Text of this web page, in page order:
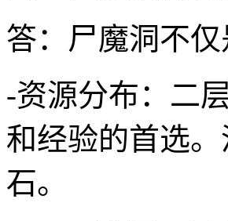
答：尸魔洞不
-资源分布：二
和经验的首选
石。